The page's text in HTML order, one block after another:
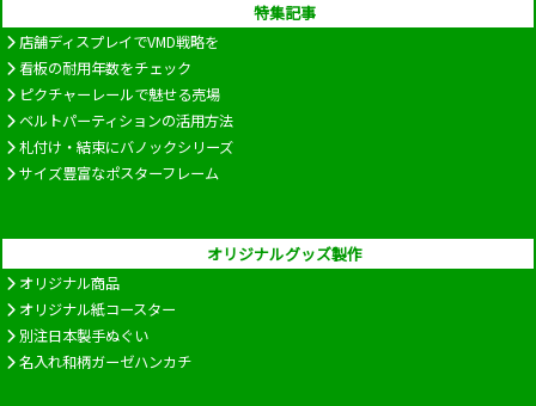
特集記事
店舗ディスプレイでVMD戦略を
看板の耐用年数をチェック
ピクチャーレールで魅せる売場
ベルトパーティションの活用方法
札付け・結束にバノックシリーズ
サイズ豊富なポスターフレーム
オリジナルグッズ製作
オリジナル商品
オリジナル紙コースター
別注日本製手ぬぐい
名入れ和柄ガーゼハンカチ